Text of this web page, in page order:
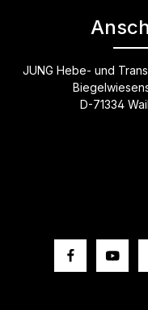
JUNG Hebe- und
D-71334